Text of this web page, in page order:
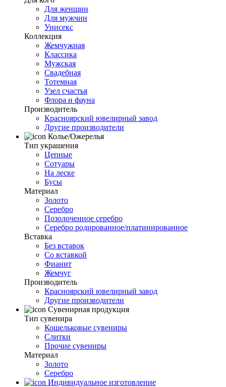
Для женщин
Для мужчин
Унисекс
Коллекция
Жемчужная
Классика
Мужская
Свадебная
Тотемная
Узел счастья
Флора и фауна
Производитель
Красноярский ювелирный завод
Другие производители
Колье/Ожерелья
Тип украшения
Цепные
Сотуары
На леске
Бусы
Материал
Золото
Серебро
Позолоченное серебро
Серебро родированное/платинированное
Вставка
Без вставок
Со вставкой
Фианит
Жемчуг
Производитель
Красноярский ювелирный завод
Другие производители
Сувенирная продукция
Тип сувенира
Кошельковые сувениры
Слитки
Прочие сувениры
Материал
Золото
Серебро
Индивидуальное изготовление